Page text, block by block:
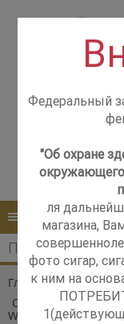
Контакты
Розничный
м.
+7 (499) 237-12-
КАТАЛОГ
Главная Каталог
Одноразовые
Watermelon Apple
Федеральный
"Об охране
ля
магазина,
фото сигар,
к ним на